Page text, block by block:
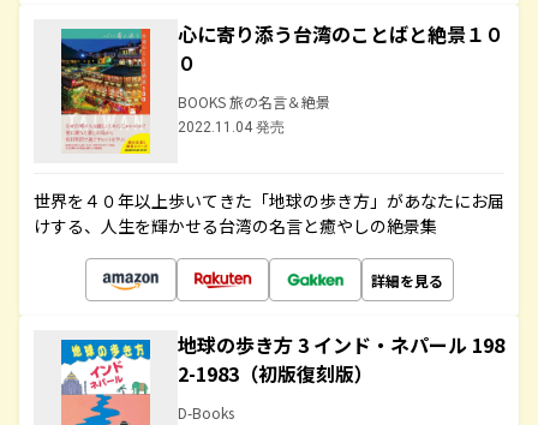
心に寄り添う台湾のことばと絶景１０
０
BOOKS 旅の名言＆絶景
2022.11.04 発売
世界を４０年以上歩いてきた「地球の歩き方」があなたにお届
けする、人生を輝かせる台湾の名言と癒やしの絶景集
詳細を見る
地球の歩き方 3 インド・ネパール 198
2-1983（初版復刻版）
D-Books